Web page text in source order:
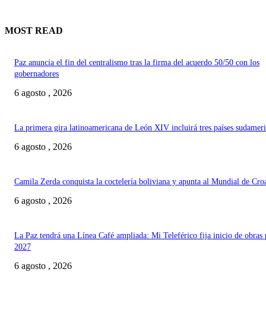
MOST READ
Paz anuncia el fin del centralismo tras la firma del acuerdo 50/50 con los
gobernadores
6 agosto , 2026
La primera gira latinoamericana de León XIV incluirá tres países
6 agosto , 2026
Camila Zerda conquista la coctelería boliviana y apunta al Mundial de
6 agosto , 2026
La Paz tendrá una Línea Café ampliada: Mi Teleférico fija inicio de obras
2027
6 agosto , 2026